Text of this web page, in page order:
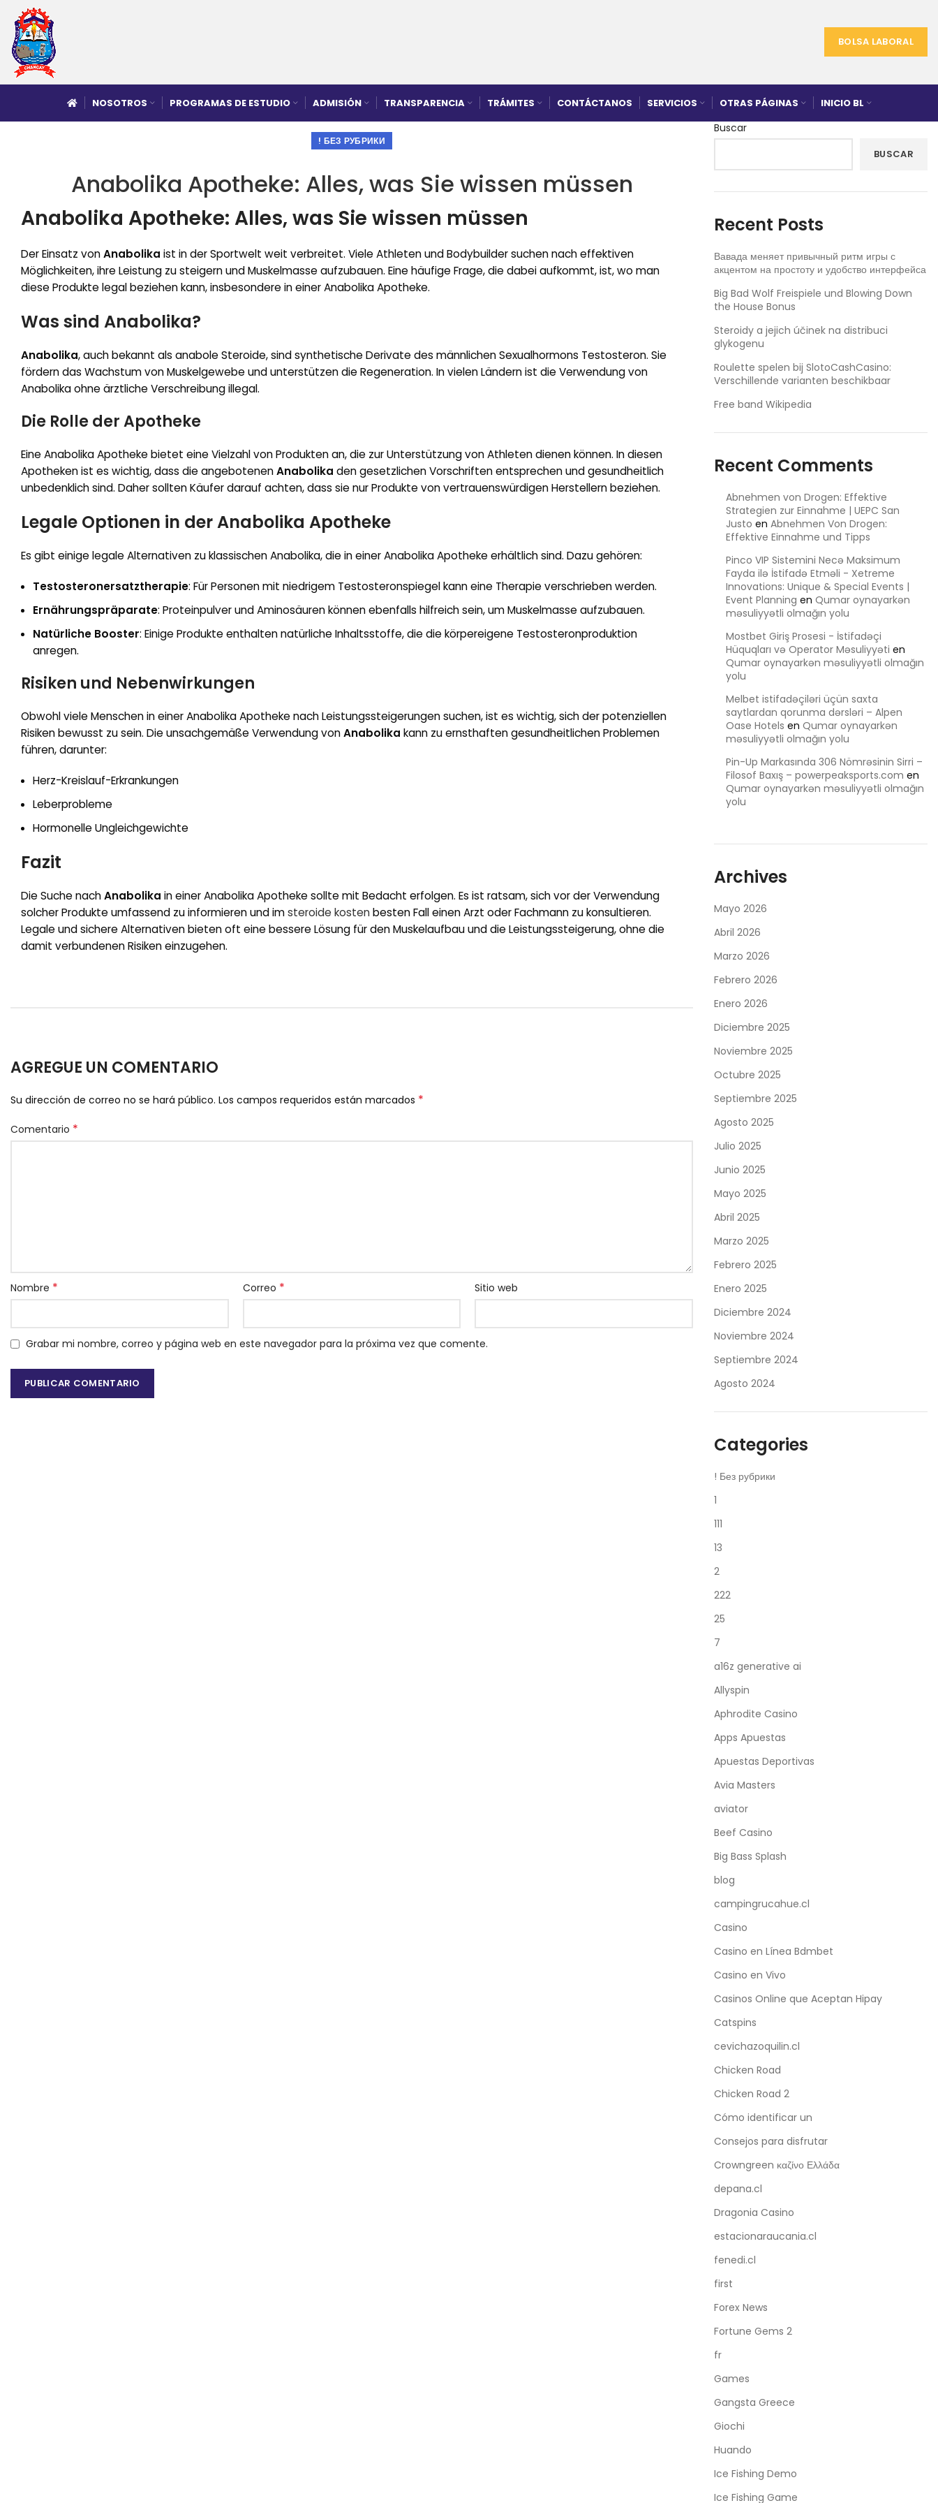
BOLSA LABORAL
NOSOTROS PROGRAMAS DE ESTUDIO ADMISIÓN TRANSPARENCIA TRÁMITES CONTÁCTANOS SERVICIOS OTRAS PÁGINAS INICIO BL
! БЕЗ РУБРИКИ
Anabolika Apotheke: Alles, was Sie wissen müssen
Anabolika Apotheke: Alles, was Sie wissen müssen
Der Einsatz vonAnabolika ist in der Sportwelt weit verbreitet. Viele Athleten und Bodybuilder suchen nach effektiven
Möglichkeiten, ihre Leistung zu steigern und Muskelmasse aufzubauen. Eine häufige Frage, die dabei aufkommt, ist, wo man
diese Produkte legal beziehen kann, insbesondere in einer Anabolika Apotheke.
Was sind Anabolika?
Anabolika, auch bekannt als anabole Steroide, sind synthetische Derivate des männlichen Sexualhormons Testosteron. Sie
fördern das Wachstum von Muskelgewebe und unterstützen die Regeneration. In vielen Ländern ist die Verwendung von
Anabolika ohne ärztliche Verschreibung illegal.
Die Rolle der Apotheke
Eine Anabolika Apotheke bietet eine Vielzahl von Produkten an, die zur Unterstützung von Athleten dienen können. In diesen
Apotheken ist es wichtig, dass die angebotenenAnabolika den gesetzlichen Vorschriften entsprechen und gesundheitlich
unbedenklich sind. Daher sollten Käufer darauf achten, dass sie nur Produkte von vertrauenswürdigen Herstellern beziehen.
Legale Optionen in der Anabolika Apotheke
Es gibt einige legale Alternativen zu klassischen Anabolika, die in einer Anabolika Apotheke erhältlich sind. Dazu gehören:
Testosteronersatztherapie: Für Personen mit niedrigem Testosteronspiegel kann eine Therapie verschrieben werden.
Ernährungspräparate: Proteinpulver und Aminosäuren können ebenfalls hilfreich sein, um Muskelmasse aufzubauen.
Natürliche Booster: Einige Produkte enthalten natürliche Inhaltsstoffe, die die körpereigene Testosteronproduktion
anregen.
Risiken und Nebenwirkungen
Obwohl viele Menschen in einer Anabolika Apotheke nach Leistungssteigerungen suchen, ist es wichtig, sich der potenziellen
Risiken bewusst zu sein. Die unsachgemäße Verwendung vonAnabolika kann zu ernsthaften gesundheitlichen Problemen
führen, darunter:
Herz-Kreislauf-Erkrankungen
Leberprobleme
Hormonelle Ungleichgewichte
Fazit
Die Suche nachAnabolika in einer Anabolika Apotheke sollte mit Bedacht erfolgen. Es ist ratsam, sich vor der Verwendung
solcher Produkte umfassend zu informieren und imsteroide kostenbesten Fall einen Arzt oder Fachmann zu konsultieren.
Legale und sichere Alternativen bieten oft eine bessere Lösung für den Muskelaufbau und die Leistungssteigerung, ohne die
damit verbundenen Risiken einzugehen.
AGREGUE UN COMENTARIO
Su dirección de correo no se hará público. Los campos requeridos están marcados *
Comentario *
Nombre * Correo * Sitio web
Grabar mi nombre, correo y página web en este navegador para la próxima vez que comente.
Buscar
BUSCAR
Recent Posts
Вавада меняет привычный ритм игры с
акцентом на простоту и удобство интерфейса
Big Bad Wolf Freispiele und Blowing Down
the House Bonus
Steroidy a jejich účinek na distribuci
glykogenu
Roulette spelen bij SlotoCashCasino:
Verschillende varianten beschikbaar
Free band Wikipedia
Recent Comments
Abnehmen von Drogen: Effektive
Strategien zur Einnahme | UEPC San
Justo en Abnehmen Von Drogen:
Effektive Einnahme und Tipps
Pinco VIP Sistemini Necə Maksimum
Fayda ilə İstifadə Etməli - Xetreme
Innovations: Unique & Special Events |
Event Planning en Qumar oynayarkən
məsuliyyətli olmağın yolu
Mostbet Giriş Prosesi - İstifadəçi
Hüquqları və Operator Məsuliyyəti en
Qumar oynayarkən məsuliyyətli olmağın
yolu
Melbet istifadəçiləri üçün saxta
saytlardan qorunma dərsləri – Alpen
Oase Hotels en Qumar oynayarkən
məsuliyyətli olmağın yolu
Pin-Up Markasında 306 Nömrəsinin Sirri –
Filosof Baxış – powerpeaksports.com en
Qumar oynayarkən məsuliyyətli olmağın
yolu
Archives
Mayo 2026
Abril 2026
Marzo 2026
Febrero 2026
Enero 2026
Diciembre 2025
Noviembre 2025
Octubre 2025
Septiembre 2025
Agosto 2025
Julio 2025
Junio 2025
Mayo 2025
Abril 2025
Marzo 2025
Febrero 2025
Enero 2025
Diciembre 2024
Noviembre 2024
Septiembre 2024
Agosto 2024
Categories
! Без рубрики
1
111
13
2
222
25
7
a16z generative ai
Allyspin
Aphrodite Casino
Apps Apuestas
Apuestas Deportivas
Avia Masters
aviator
Beef Casino
Big Bass Splash
blog
campingrucahue.cl
Casino
Casino en Línea Bdmbet
Casino en Vivo
Casinos Online que Aceptan Hipay
Catspins
cevichazoquilin.cl
Chicken Road
Chicken Road 2
Cómo identificar un
Consejos para disfrutar
Crowngreen καζίνο Ελλάδα
depana.cl
Dragonia Casino
estacionaraucania.cl
fenedi.cl
first
Forex News
Fortune Gems 2
fr
Games
Gangsta Greece
Giochi
Huando
Ice Fishing Demo
Ice Fishing Game